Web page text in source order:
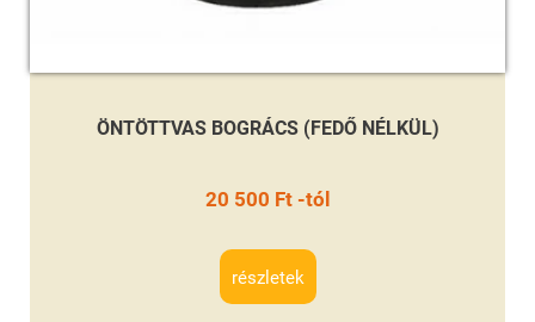
ÖNTÖTTVAS BOGRÁCS (FEDŐ NÉLKÜL)
20 500 Ft -tól
részletek